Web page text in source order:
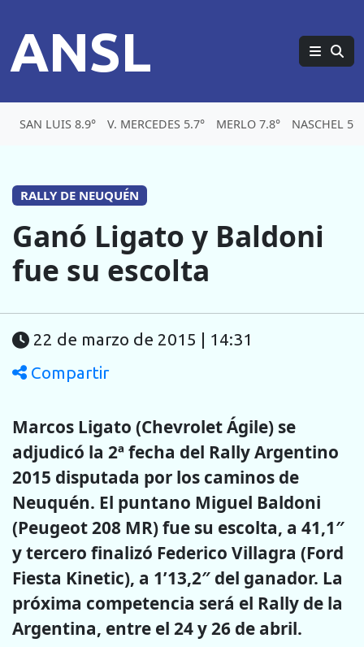
ANSL
SAN LUIS 8.9° V. MERCEDES 5.7° MERLO 7.8° NASCHEL 5°
RALLY DE NEUQUÉN
Ganó Ligato y Baldoni
fue su escolta
22 de marzo de 2015 | 14:31
Compartir
Marcos Ligato (Chevrolet Ágile) se
adjudicó la 2ª fecha del Rally Argentino
2015 disputada por los caminos de
Neuquén. El puntano Miguel Baldoni
(Peugeot 208 MR) fue su escolta, a 41,1″
y tercero finalizó Federico Villagra (Ford
Fiesta Kinetic), a 1’13,2″ del ganador. La
próxima competencia será el Rally de la
Argentina, entre el 24 y 26 de abril.